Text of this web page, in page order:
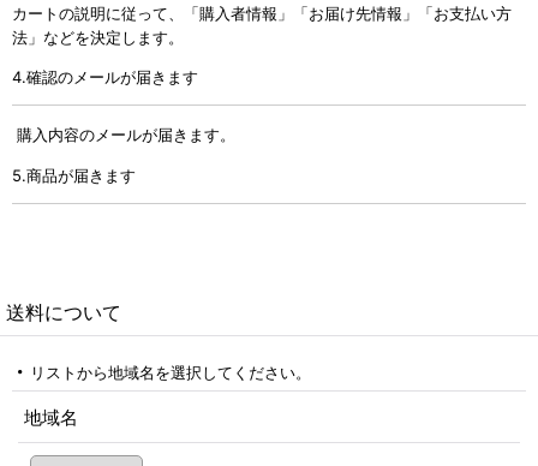
カートの説明に従って、「購入者情報」「お届け先情報」「お支払い方
法」などを決定します。
4.確認のメールが届きます
購入内容のメールが届きます。
5.商品が届きます
送料について
リストから地域名を選択してください。
地域名